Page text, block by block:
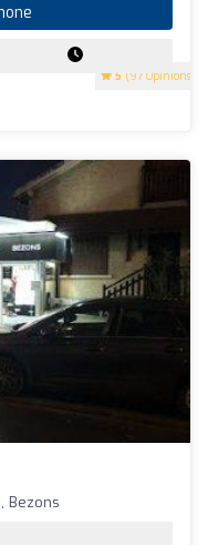
5 (97 Opinions)
Bezons